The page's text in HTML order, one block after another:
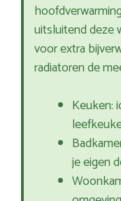
uitsluitend deze
voor extra
radiatoren de
Keuken:
je eigen